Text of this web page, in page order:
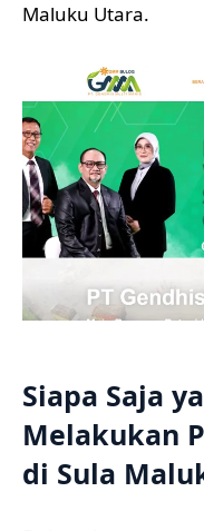
Maluku Utara.
Siapa Saja
Melakukan
di Sula